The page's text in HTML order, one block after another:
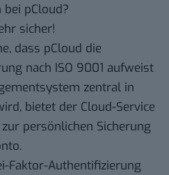
bei pCloud?
sicher!
dass pCloud die
nach ISO 9001 aufweist
zentral in
bietet der Cloud-Service
persönlichen Sicherung
Faktor-Authentifizierung